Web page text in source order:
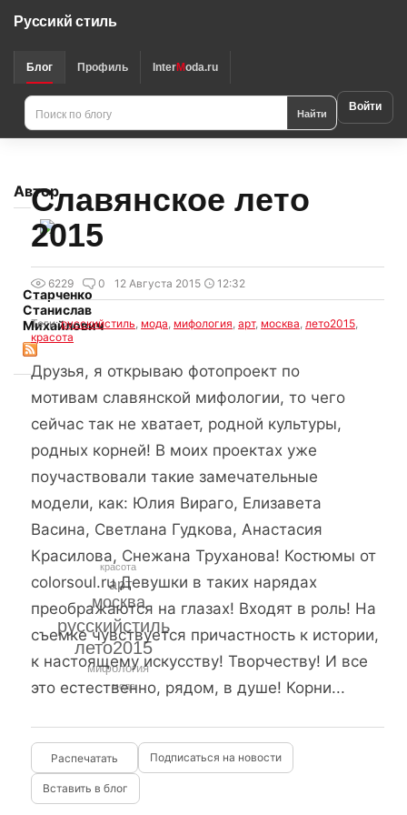
Руссикй стиль
Блог Профиль InterModa.ru
Найти Войти
Автор
Старченко
Станислав
Михайлович
русскийстиль
лето2015
москва
арт
мифология
мода
красота
Славянское лето
2015
6229 0 12 Августа 2015 12:32
Теги:русскийстиль, мода, мифология,арт, москва,лето2015,
красота
Друзья, я открываю фотопроект по
мотивам славянской мифологии, то чего
сейчас так не хватает, родной культуры,
родных корней! В моих проектах уже
поучаствовали такие замечательные
модели, как: Юлия Вираго, Елизавета
Васина, Светлана Гудкова, Анастасия
Красилова, Снежана Труханова! Костюмы от
colorsoul.ru Девушки в таких нарядах
преображаются на глазах! Входят в роль! На
съемке чувствуется причастность к истории,
к настоящему искусству! Творчеству! И все
это естественно, рядом, в душе! Корни...
Подписаться на новости
Вставить в блог